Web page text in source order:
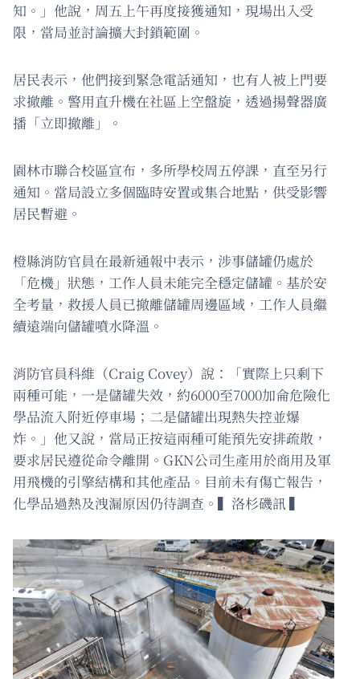
知。」他說，周五上午再度接獲通知，現場出入受
限，當局並討論擴大封鎖範圍。
居民表示，他們接到緊急電話通知，也有人被上門要
求撤離。警用直升機在社區上空盤旋，透過揚聲器廣
播「立即撤離」。
園林市聯合校區宣布，多所學校周五停課，直至另行
通知。當局設立多個臨時安置或集合地點，供受影響
居民暫避。
橙縣消防官員在最新通報中表示，涉事儲罐仍處於
「危機」狀態，工作人員未能完全穩定儲罐。基於安
全考量，救援人員已撤離儲罐周邊區域，工作人員繼
續遠端向儲罐噴水降溫。
消防官員科維（Craig Covey）說：「實際上只剩下
兩種可能，一是儲罐失效，約6000至7000加侖危險化
學品流入附近停車場；二是儲罐出現熱失控並爆
炸。」他又說，當局正按這兩種可能預先安排疏散，
要求居民遵從命令離開。GKN公司生產用於商用及軍
用飛機的引擎結構和其他產品。目前未有傷亡報告，
化學品過熱及洩漏原因仍待調查。▍洛杉磯訊 ▍